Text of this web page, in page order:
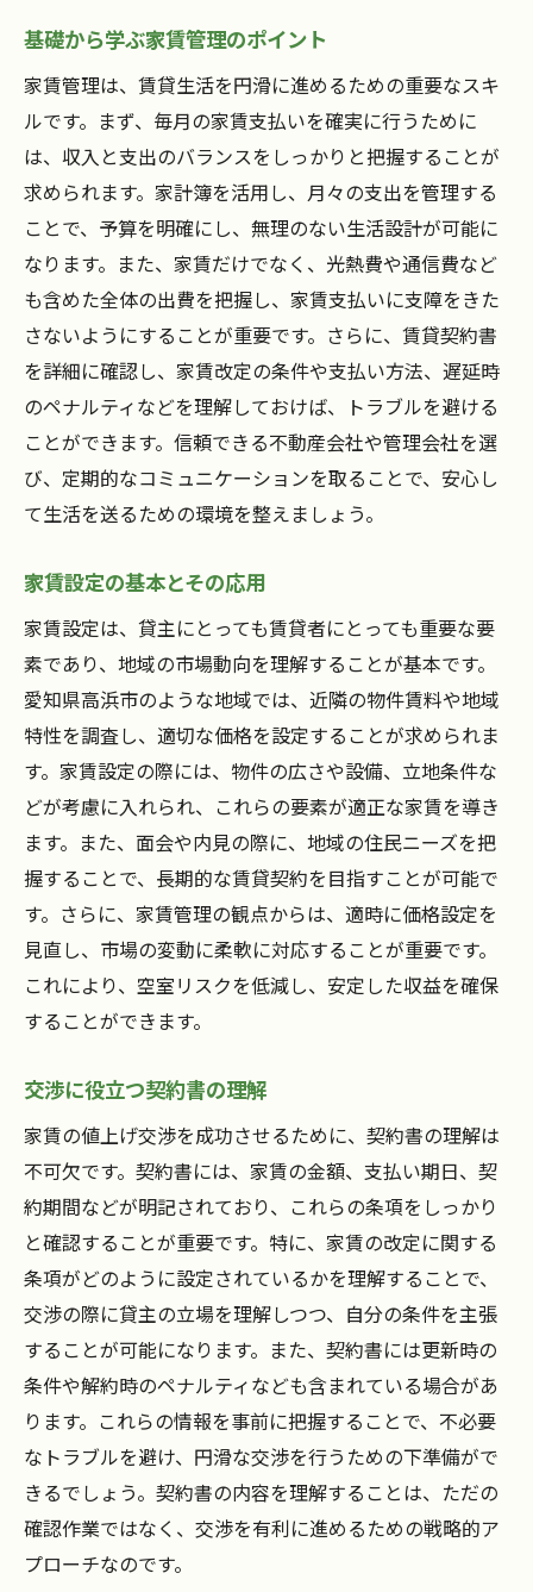
基礎から学ぶ家賃管理のポイント
家賃管理は、賃貸生活を円滑に進めるための重要なスキ
ルです。まず、毎月の家賃支払いを確実に行うために
は、収入と支出のバランスをしっかりと把握することが
求められます。家計簿を活用し、月々の支出を管理する
ことで、予算を明確にし、無理のない生活設計が可能に
なります。また、家賃だけでなく、光熱費や通信費など
も含めた全体の出費を把握し、家賃支払いに支障をきた
さないようにすることが重要です。さらに、賃貸契約書
を詳細に確認し、家賃改定の条件や支払い方法、遅延時
のペナルティなどを理解しておけば、トラブルを避ける
ことができます。信頼できる不動産会社や管理会社を選
び、定期的なコミュニケーションを取ることで、安心し
て生活を送るための環境を整えましょう。
家賃設定の基本とその応用
家賃設定は、貸主にとっても賃貸者にとっても重要な要
素であり、地域の市場動向を理解することが基本です。
愛知県高浜市のような地域では、近隣の物件賃料や地域
特性を調査し、適切な価格を設定することが求められま
す。家賃設定の際には、物件の広さや設備、立地条件な
どが考慮に入れられ、これらの要素が適正な家賃を導き
ます。また、面会や内見の際に、地域の住民ニーズを把
握することで、長期的な賃貸契約を目指すことが可能で
す。さらに、家賃管理の観点からは、適時に価格設定を
見直し、市場の変動に柔軟に対応することが重要です。
これにより、空室リスクを低減し、安定した収益を確保
することができます。
交渉に役立つ契約書の理解
家賃の値上げ交渉を成功させるために、契約書の理解は
不可欠です。契約書には、家賃の金額、支払い期日、契
約期間などが明記されており、これらの条項をしっかり
と確認することが重要です。特に、家賃の改定に関する
条項がどのように設定されているかを理解することで、
交渉の際に貸主の立場を理解しつつ、自分の条件を主張
することが可能になります。また、契約書には更新時の
条件や解約時のペナルティなども含まれている場合があ
ります。これらの情報を事前に把握することで、不必要
なトラブルを避け、円滑な交渉を行うための下準備がで
きるでしょう。契約書の内容を理解することは、ただの
確認作業ではなく、交渉を有利に進めるための戦略的ア
プローチなのです。